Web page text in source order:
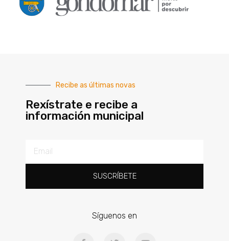
Recibe as últimas novas
Rexístrate e recibe a
información municipal
SUSCRÍBETE
Síguenos en